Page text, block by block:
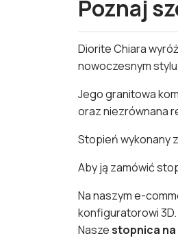
Poznaj
Diorite Chiara
nowoczesnym
Jego granitowa
oraz niezrównana
Stopień wykonany
Aby ją zamówić
Na naszym e-
konfiguratorowi 3D.
Naszestopnica